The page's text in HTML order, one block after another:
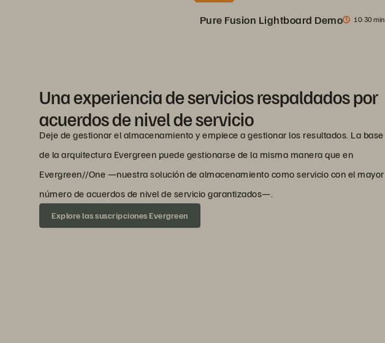
Pure Fusion Lightboard Demo 10 30 min.
Una experiencia de servicios respaldados por
acuerdos de nivel de servicio
Deje de gestionar el almacenamiento y empiece a gestionar los resultados. La base
de la arquitectura Evergreen puede gestionarse de la misma manera que en
Evergreen//One —nuestra solución de almacenamiento como servicio con el mayor
número de acuerdos de nivel de servicio garantizados—.
Explore las suscripciones Evergreen